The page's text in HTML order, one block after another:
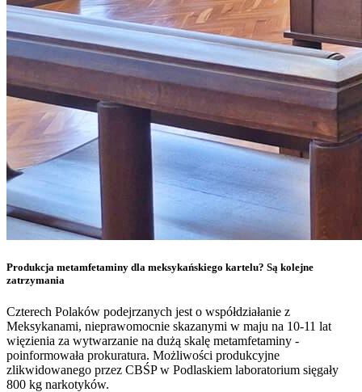
Produkcja metamfetaminy dla meksykańskiego kartelu? Są kolejne
zatrzymania
Czterech Polaków podejrzanych jest o współdziałanie z
Meksykanami, nieprawomocnie skazanymi w maju na 10-11 lat
więzienia za wytwarzanie na dużą skalę metamfetaminy -
poinformowała prokuratura. Możliwości produkcyjne
zlikwidowanego przez CBŚP w Podlaskiem laboratorium sięgały
800 kg narkotyków.